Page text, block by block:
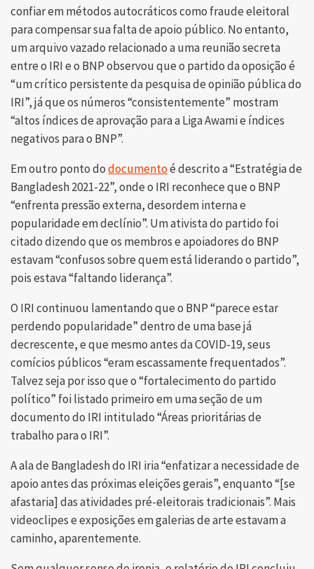
confiar em métodos autocráticos como fraude eleitoral
para compensar sua falta de apoio público. No entanto,
um arquivo vazado relacionado a uma reunião secreta
entre o IRI e o BNP observou que o partido da oposição é
“um crítico persistente da pesquisa de opinião pública do
IRI”, já que os números “consistentemente” mostram
“altos índices de aprovação para a Liga Awami e índices
negativos para o BNP”.
Em outro ponto dodocumentoé descrito a “Estratégia de
Bangladesh 2021-22”, onde o IRI reconhece que o BNP
“enfrenta pressão externa, desordem interna e
popularidade em declínio”. Um ativista do partido foi
citado dizendo que os membros e apoiadores do BNP
estavam “confusos sobre quem está liderando o partido”,
pois estava “faltando liderança”.
O IRI continuou lamentando que o BNP “parece estar
perdendo popularidade” dentro de uma base já
decrescente, e que mesmo antes da COVID-19, seus
comícios públicos “eram escassamente frequentados”.
Talvez seja por isso que o “fortalecimento do partido
político” foi listado primeiro em uma seção de um
documento do IRI intitulado “Áreas prioritárias de
trabalho para o IRI”.
A ala de Bangladesh do IRI iria “enfatizar a necessidade de
apoio antes das próximas eleições gerais”, enquanto “[se
afastaria] das atividades pré-eleitorais tradicionais”. Mais
videoclipes e exposições em galerias de arte estavam a
caminho, aparentemente.